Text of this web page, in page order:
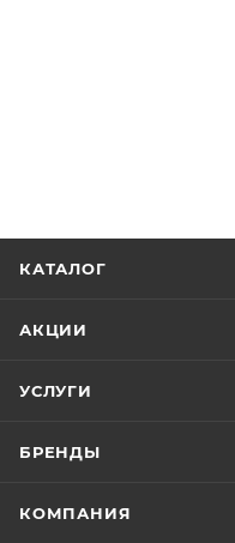
КАТАЛОГ
АКЦИИ
УСЛУГИ
БРЕНДЫ
КОМПАНИЯ